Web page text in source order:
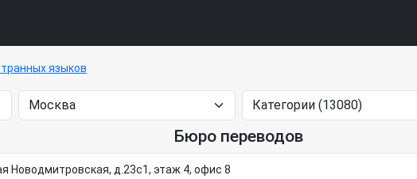
языков
Бюро переводов
Новодмитровская, д.23с1, этаж 4, офис 8